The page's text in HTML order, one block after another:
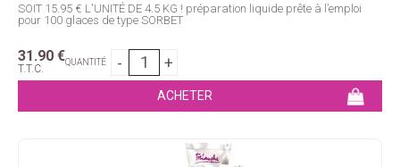
SOIT 15.95 € L'UNITÉ DE 4.5 KG ! préparation liquide prête à l’emploi
pour 100 glaces de type SORBET
31.90 €
T.T.C. QUANTITÉ